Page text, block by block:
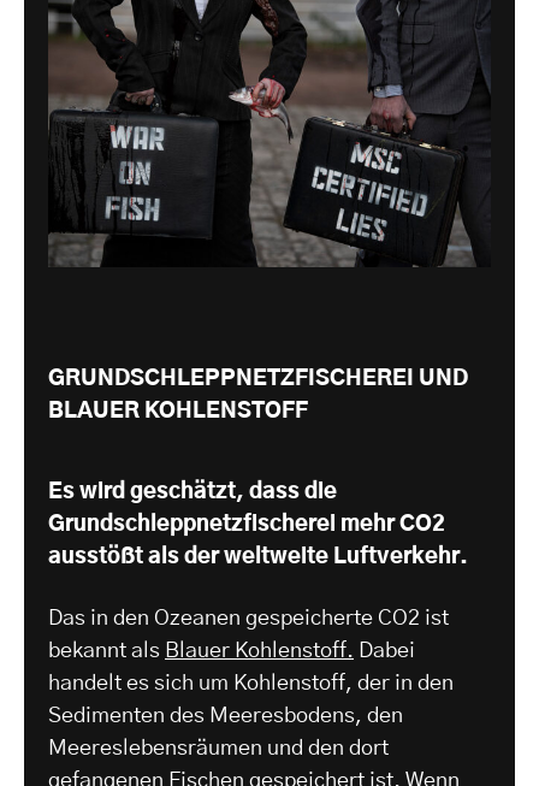
GRUNDSCHLEPPNETZFISCHEREI UND
BLAUER KOHLENSTOFF
Es wird geschätzt, dass die
Grundschleppnetzfischerei mehr CO2
ausstößt als der weltweite Luftverkehr.
Das in den Ozeanen gespeicherte CO2 ist
bekannt als Blauer Kohlenstoff. Dabei
handelt es sich um Kohlenstoff, der in den
Sedimenten des Meeresbodens, den
Meereslebensräumen und den dort
gefangenen Fischen gespeichert ist. Wenn